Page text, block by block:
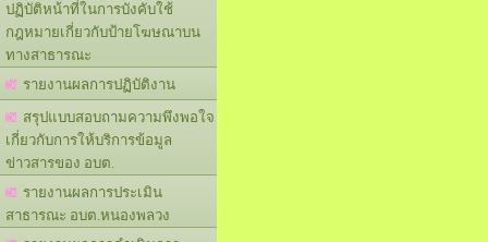
ปฏิบัติหน้าที่ในการบังคับใช้
กฎหมายเกี่ยวกับป้ายโฆษณาบน
ทางสาธารณะ
รายงานผลการปฏิบัติงาน
สรุปแบบสอบถามความพึงพอใจ
เกี่ยวกับการให้บริการข้อมูล
ข่าวสารของ อบต.
รายงานผลการประเมิน
สาธารณะ อบต.หนองพลวง